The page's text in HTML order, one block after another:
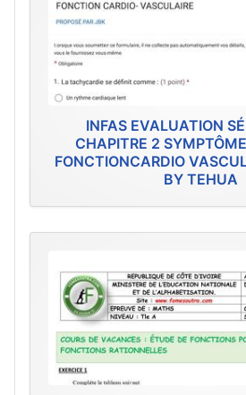
INFAS EVALUATION
CHAPITRE 2
FONCTIONCARDIO
BY TEHUA